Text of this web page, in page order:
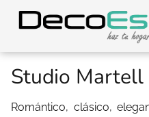
Studio Martell
Romántico, clásico,